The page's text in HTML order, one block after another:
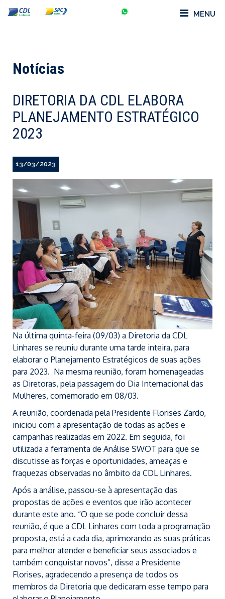
MENU
Notícias
DIRETORIA DA CDL ELABORA
PLANEJAMENTO ESTRATÉGICO
2023
13/03/2023
Na última quinta-feira (09/03) a Diretoria da CDL
Linhares se reuniu durante uma tarde inteira, para
elaborar o Planejamento Estratégicos de suas ações
para 2023. Na mesma reunião, foram homenageadas
as Diretoras, pela passagem do Dia Internacional das
Mulheres, comemorado em 08/03.
A reunião, coordenada pela Presidente Florises Zardo,
iniciou com a apresentação de todas as ações e
campanhas realizadas em 2022. Em seguida, foi
utilizada a ferramenta de Análise SWOT para que se
discutisse as forças e oportunidades, ameaças e
fraquezas observadas no âmbito da CDL Linhares.
Após a análise, passou-se à apresentação das
propostas de ações e eventos que irão acontecer
durante este ano. “O que se pode concluir dessa
reunião, é que a CDL Linhares com toda a programação
proposta, está a cada dia, aprimorando as suas práticas
para melhor atender e beneficiar seus associados e
também conquistar novos”, disse a Presidente
Florises, agradecendo a presença de todos os
membros da Diretoria que dedicaram esse tempo para